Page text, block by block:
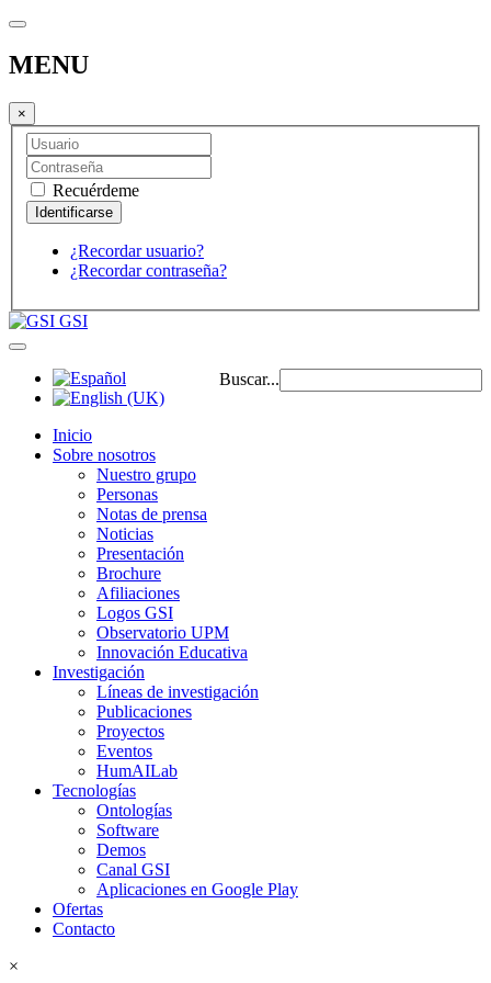
MENU
×
Recuérdeme
¿Recordar usuario?
¿Recordar contraseña?
GSI
Buscar...
Inicio
Sobre nosotros
Nuestro grupo
Personas
Notas de prensa
Noticias
Presentación
Brochure
Afiliaciones
Logos GSI
Observatorio UPM
Innovación Educativa
Investigación
Líneas de investigación
Publicaciones
Proyectos
Eventos
HumAILab
Tecnologías
Ontologías
Software
Demos
Canal GSI
Aplicaciones en Google Play
Ofertas
Contacto
×